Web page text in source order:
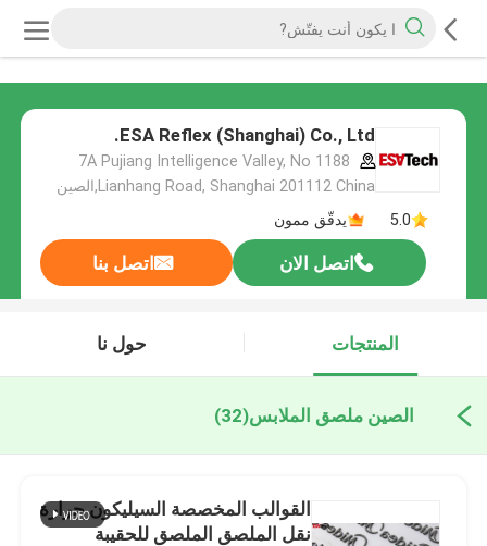
ESA Reflex (Shanghai) Co., Ltd.
7A Pujiang Intelligence Valley, No 1188
Lianhang Road, Shanghai 201112 China,الصين
5.0
يدقّق ممون
اتصل الان اتصل بنا
المنتجات حول نا
الصين ملصق الملابس(32)
القوالب المخصصة السيليكون حرارة
نقل الملصق الملصق للحقيبة